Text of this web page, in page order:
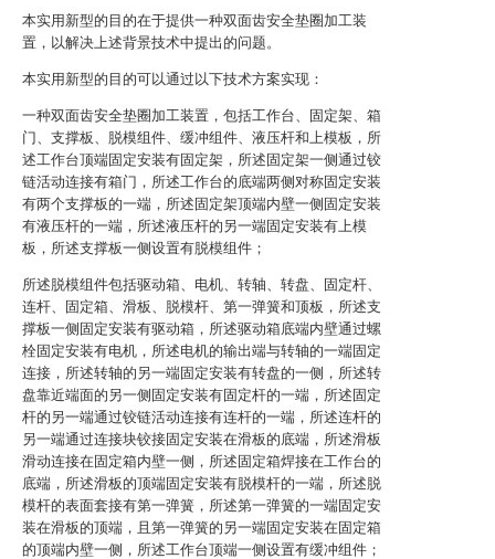
本实用新型的目的在于提供一种双面齿安全垫圈加工装
置，以解决上述背景技术中提出的问题。
本实用新型的目的可以通过以下技术方案实现：
一种双面齿安全垫圈加工装置，包括工作台、固定架、箱
门、支撑板、脱模组件、缓冲组件、液压杆和上模板，所
述工作台顶端固定安装有固定架，所述固定架一侧通过铰
链活动连接有箱门，所述工作台的底端两侧对称固定安装
有两个支撑板的一端，所述固定架顶端内壁一侧固定安装
有液压杆的一端，所述液压杆的另一端固定安装有上模
板，所述支撑板一侧设置有脱模组件；
所述脱模组件包括驱动箱、电机、转轴、转盘、固定杆、
连杆、固定箱、滑板、脱模杆、第一弹簧和顶板，所述支
撑板一侧固定安装有驱动箱，所述驱动箱底端内壁通过螺
栓固定安装有电机，所述电机的输出端与转轴的一端固定
连接，所述转轴的另一端固定安装有转盘的一侧，所述转
盘靠近端面的另一侧固定安装有固定杆的一端，所述固定
杆的另一端通过铰链活动连接有连杆的一端，所述连杆的
另一端通过连接块铰接固定安装在滑板的底端，所述滑板
滑动连接在固定箱内壁一侧，所述固定箱焊接在工作台的
底端，所述滑板的顶端固定安装有脱模杆的一端，所述脱
模杆的表面套接有第一弹簧，所述第一弹簧的一端固定安
装在滑板的顶端，且第一弹簧的另一端固定安装在固定箱
的顶端内壁一侧，所述工作台顶端一侧设置有缓冲组件；